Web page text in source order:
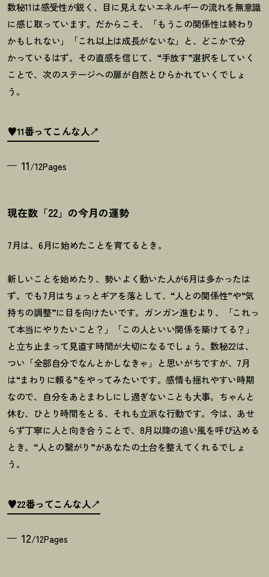
数秘11は感受性が鋭く、目に見えないエネルギーの流れを無意識
に感じ取っています。だからこそ、「もうこの関係性は終わり
かもしれない」「これ以上は成長がないな」と、どこかで分
かっているはず。その直感を信じて、 “手放す”選択をしていく
ことで、次のステージへの扉が自然とひらかれていくでしょ
う。
♥11番ってこんな人
11/12Pages
現在数「22」の今月の運勢
7月は、6月に始めたことを育てるとき。
新しいことを始めたり、勢いよく動いた人が6月は多かったは
ず。でも7月はちょっとギアを落として、“人との関係性”や“気
持ちの調整”に目を向けたいです。ガンガン進むより、「これっ
て本当にやりたいこと ？ 」「この人といい関係を築けてる？ 」
と立ち止まって見直す時間が大切になるでしょう。数秘22は、
つい「全部自分でなんとかしなきゃ」と思いがちですが、 7月
は“まわりに頼る”をやってみたいです。感情も揺れやすい時期
なので、自分をあとまわしにし過ぎないことも大事。ちゃんと
休む、ひとり時間をとる、それも立派な行動です。今は、あせ
らず丁寧に人と向き合うことで、 8月以降の追い風を呼び込める
とき。“人との繋がり ”があなたの土台を整えてくれるでしょ
う。
♥22番ってこんな人
12/12Pages